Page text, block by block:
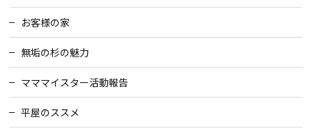
スタッフ紹介
KATSUMIの
取り組み
家づくりサポート
お客様の家
無垢の杉の魅力
マママイスター活動報告
平屋のススメ